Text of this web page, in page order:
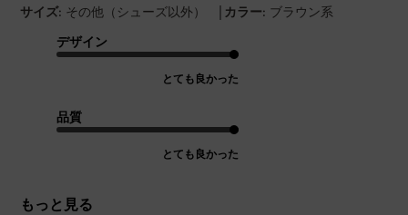
サイズ: その他（シューズ以外） | カラー: ブラウン系
デザイン
とても良かった
品質
とても良かった
もっと見る